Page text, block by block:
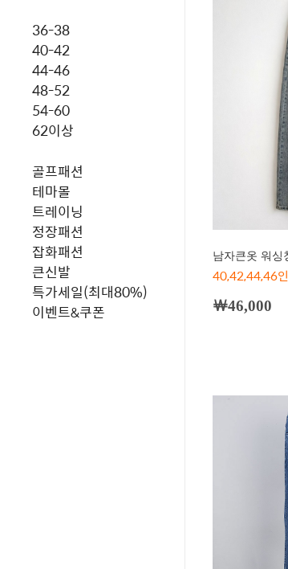
36-38
40-42
44-46
48-52
54-60
62이상
골프패션
테마몰
트레이닝
정장패션
잡화패션
큰신발
특가세일(최대80%)
이벤트&쿠폰
남자큰옷 워싱
40,42,44,46
￦46,000